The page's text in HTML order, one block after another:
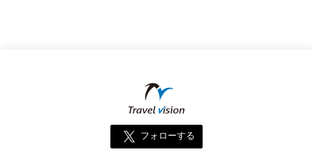
フォローする